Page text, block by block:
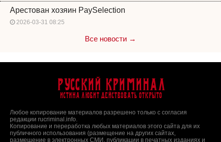
Арестован хозяин PaySelection
2026-03-31 08:25
Все новости →
Русский Криминал
Истина любит действовать открыто
Любое копирование материалов разрешено только с согласия
редакции rucriminal.info.
Копирование и переработка любых материалов этого сайта для их
публичного использования (размещение на других сайтах,
размещение в электронных СМИ, публикации в печатных изданиях и